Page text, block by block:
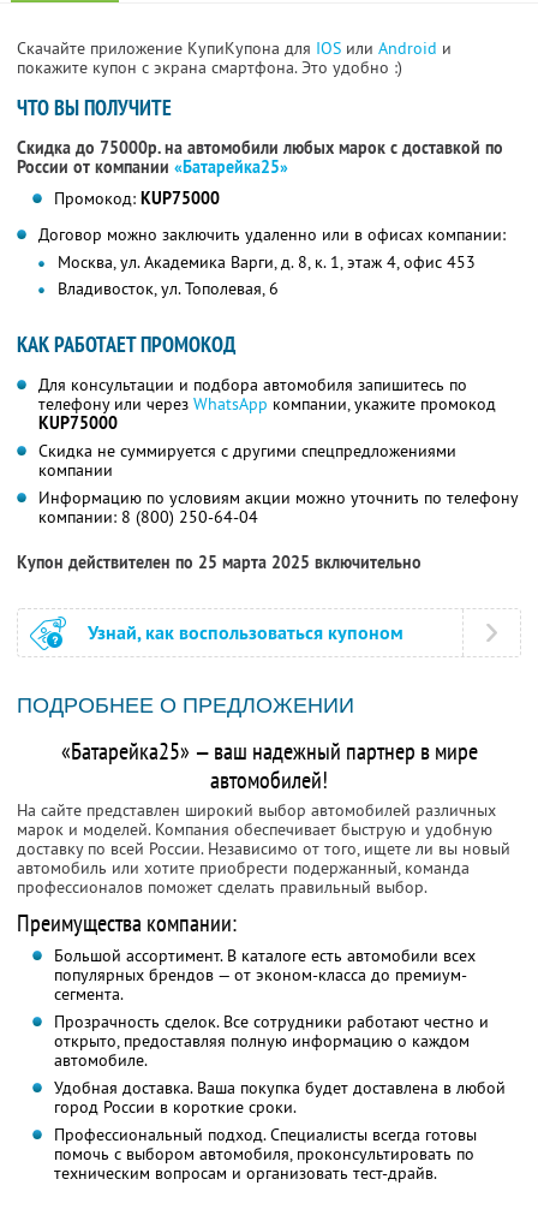
Скачайте приложение КупиКупона для IOS или Android и
покажите купон с экрана смартфона. Это удобно :)
ЧТО ВЫ ПОЛУЧИТЕ
Скидка до 75000р. на автомобили любых марок с доставкой по
России от компании «Батарейка25»
Промокод: KUP75000
Договор можно заключить удаленно или в офисах компании:
Москва, ул. Академика Варги, д. 8, к. 1, этаж 4, офис 453
Владивосток, ул. Тополевая, 6
КАК РАБОТАЕТ ПРОМОКОД
Для консультации и подбора автомобиля запишитесь по
телефону или через WhatsApp компании, укажите промокод
KUP75000
Скидка не суммируется с другими спецпредложениями
компании
Информацию по условиям акции можно уточнить по телефону
компании: 8 (800) 250-64-04
Купон действителен по 25 марта 2025 включительно
Узнай, как воспользоваться купоном
ПОДРОБНЕЕ О ПРЕДЛОЖЕНИИ
«Батарейка25» — ваш надежный партнер в мире
автомобилей!
На сайте представлен широкий выбор автомобилей различных
марок и моделей. Компания обеспечивает быструю и удобную
доставку по всей России. Независимо от того, ищете ли вы новый
автомобиль или хотите приобрести подержанный, команда
профессионалов поможет сделать правильный выбор.
Преимущества компании:
Большой ассортимент. В каталоге есть автомобили всех
популярных брендов — от эконом-класса до премиум-
сегмента.
Прозрачность сделок. Все сотрудники работают честно и
открыто, предоставляя полную информацию о каждом
автомобиле.
Удобная доставка. Ваша покупка будет доставлена в любой
город России в короткие сроки.
Профессиональный подход. Специалисты всегда готовы
помочь с выбором автомобиля, проконсультировать по
техническим вопросам и организовать тест-драйв.